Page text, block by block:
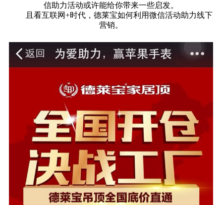
信助力活动或许能给你带来一些启发。
且看互联网+时代，德莱宝如何利用微信活动助力线下
营销。